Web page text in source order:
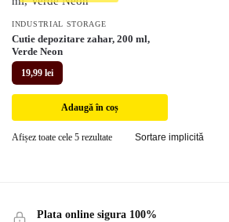
INDUSTRIAL STORAGE
Cutie depozitare zahar, 200 ml,
Verde Neon
19,99 lei
Adaugă în coș
Afișez toate cele 5 rezultate
Plata online sigura 100%